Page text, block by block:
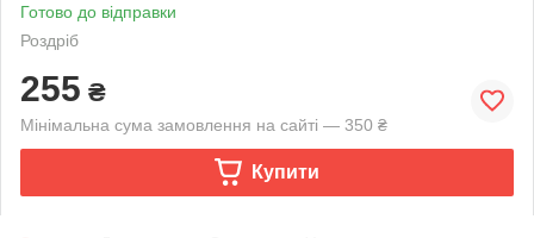
Готово до відправки
Роздріб
255 ₴
Мінімальна сума замовлення на сайті — 350 ₴
Купити